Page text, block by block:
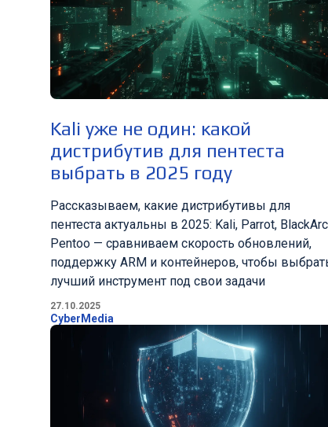
Kali уже не один: какой
дистрибутив для пентеста
выбрать в 2025 году
Рассказываем, какие дистрибутивы для
пентеста актуальны в 2025: Kali, Parrot,
Pentoo — сравниваем скорость обновлений,
поддержку ARM и контейнеров, чтобы
лучший инструмент под свои задачи
27.10.2025
CyberMedia